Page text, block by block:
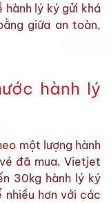
hành lý ký gửi khá
giữa an toàn,
hành lý
một lượng hành
đã mua. Vietjet
30kg hành lý ký
hơn với các